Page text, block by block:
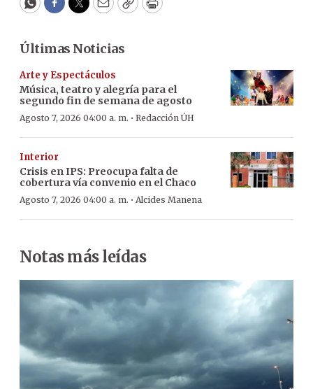
WhatsApp
Facebook
Twitter
EmailCopyPrint
Últimas Noticias
Arte y Espectáculos
Música, teatro y alegría para el
segundo fin de semana de agosto
Agosto 7, 2026 04:00 a. m. · Redacción ÚH
Interior
Crisis en IPS: Preocupa falta de
cobertura vía convenio en el Chaco
Agosto 7, 2026 04:00 a. m. · Alcides Manena
Notas más leídas